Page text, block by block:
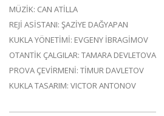
MÜZİK: CAN ATİLLA
REJİ ASİSTANI: ŞAZİYE DAĞYAPAN
KUKLA YÖNETİMİ: EVGENY İBRAGİMOV
OTANTİK ÇALGILAR: TAMARA DEVLETOVA
PROVA ÇEVİRMENİ: TİMUR DAVLETOV
KUKLA TASARIM: VICTOR ANTONOV